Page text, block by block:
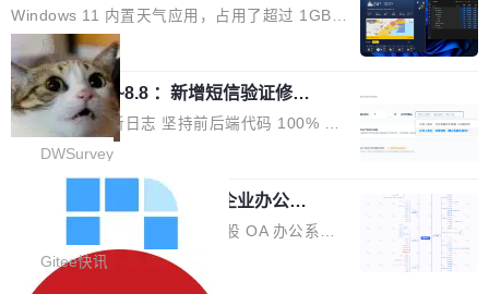
O 构建 Reactor 多路复用模型，不依赖 Netty、
Tomcat 等任何第三方网络库。其 HTTP/2 协议
栈从 HPACK、Huffman 到 ALPN 均为自主实
现，在基准测试中与 Un...
片、算力、模型、应用全链条创新项目，聚焦AI
技术产业化落地与资本对接，呈现当前国内AI前
沿技术突破与商业化最新进展。 活动围绕AI学术
研究与产业落地融合展开多维度研讨。星连资本
创始合伙人张鸣晨表示，AI产业化是长期产融结
合过程，早期优质技术项目需持续资本与产业资
者、产业专家、投资人围绕AI前沿技术瓶颈、行
业固有认知重构等议题展开跨界对话，聚焦行业
真实痛点与突破方向...
过 1GB
Windows 11 内置天气应用，占用了超过 1GB
内存。 Notebookcheck 的测试发现这个数字
时，反复确认了多次。不是 100MB，不是 500
MB，是 1 个 G。一个显示天气的应用。 Windo
ws 内置应用臃肿早就是老话题了，但一款天气
应用占用内存就超过 1G 还是过于离谱——问题
个嵌在 Edge WebView 里的网页。它不是一个
「应用」，它是一个运行在浏览器引擎里的网
页，外面套了一层 Windows 的壳。 WebView2
本身就是个内存大户。它加载了完整的 Edge 渲
局
调问更新7.26~8.8 ：新增短信验证修
改，考试能力升级
DWSurvey 更新日志 坚持前后端代码 100% 开
源助力企业建设自主可控的问卷调研系统 官网地
址www.diaowen.net ➔ 源码下载Gitee 仓库 ➔
本次更新新增短信验证修改已答问卷功能，提升
答卷安全性；同时升级考试能力，完善填空题判
分、防切屏等功能体验，并优化多项产品细节，
提升整体使用体验。 新增功能 01. 新增验证手
DWSurvey
勾股 OA v6.0.2 已经发布，企业办公系
勾股 OA v6.0.2 已经发布。 勾股 OA 办公系统
是一款简单实用的开源的企业办公系统。系统集
成了系统设置、附件管理、人事管理、行政管
Gitee快讯